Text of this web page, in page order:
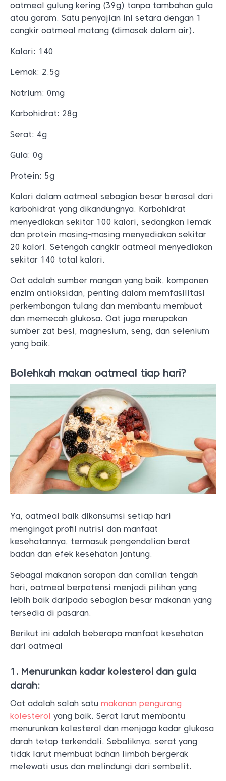
oatmeal gulung kering (39g) tanpa tambahan gula
atau garam. Satu penyajian ini setara dengan 1
cangkir oatmeal matang (dimasak dalam air).
Kalori: 140
Lemak: 2.5g
Natrium: 0mg
Karbohidrat: 28g
Serat: 4g
Gula: 0g
Protein: 5g
Kalori dalam oatmeal sebagian besar berasal dari
karbohidrat yang dikandungnya. Karbohidrat
menyediakan sekitar 100 kalori, sedangkan lemak
dan protein masing-masing menyediakan sekitar
20 kalori. Setengah cangkir oatmeal menyediakan
sekitar 140 total kalori.
Oat adalah sumber mangan yang baik, komponen
enzim antioksidan, penting dalam memfasilitasi
perkembangan tulang dan membantu membuat
dan memecah glukosa. Oat juga merupakan
sumber zat besi, magnesium, seng, dan selenium
yang baik.
Bolehkah makan oatmeal tiap hari?
Ya, oatmeal baik dikonsumsi setiap hari
mengingat profil nutrisi dan manfaat
kesehatannya, termasuk pengendalian berat
badan dan efek kesehatan jantung.
Sebagai makanan sarapan dan camilan tengah
hari, oatmeal berpotensi menjadi pilihan yang
lebih baik daripada sebagian besar makanan yang
tersedia di pasaran.
Berikut ini adalah beberapa manfaat kesehatan
dari oatmeal
1. Menurunkan kadar kolesterol dan gula
darah:
Oat adalah salah satu makanan pengurang
kolesterol yang baik. Serat larut membantu
menurunkan kolesterol dan menjaga kadar glukosa
darah tetap terkendali. Sebaliknya, serat yang
tidak larut membuat bahan limbah bergerak
melewati usus dan melindungi dari sembelit.